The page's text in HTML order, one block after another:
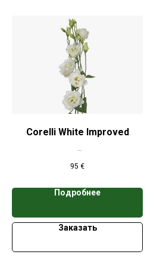
Corelli White Improved
кассет
95 €
Подробнее
Заказать